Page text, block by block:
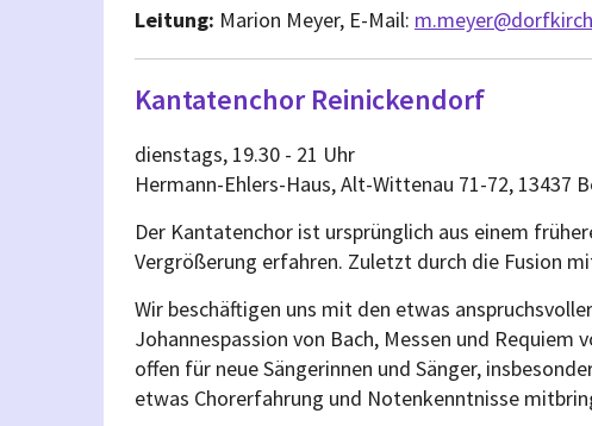
Leitung: Marion Meyer, E-Mail:
Kantatenchor Reinickendorf
dienstags, 19.30 - 21 Uhr
Hermann-Ehlers-Haus, Alt-Wittenau 71-72, 13437
Der Kantatenchor ist ursprünglich aus einem
Vergrößerung erfahren. Zuletzt durch die Fusion
Wir beschäftigen uns mit den etwas
Johannespassion von Bach, Messen und
offen für neue Sängerinnen und Sänger,
etwas Chorerfahrung und Notenkenntnisse